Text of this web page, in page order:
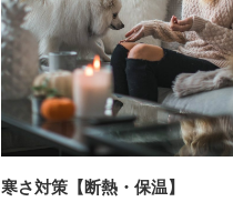
寒さ対策【断熱・保温】